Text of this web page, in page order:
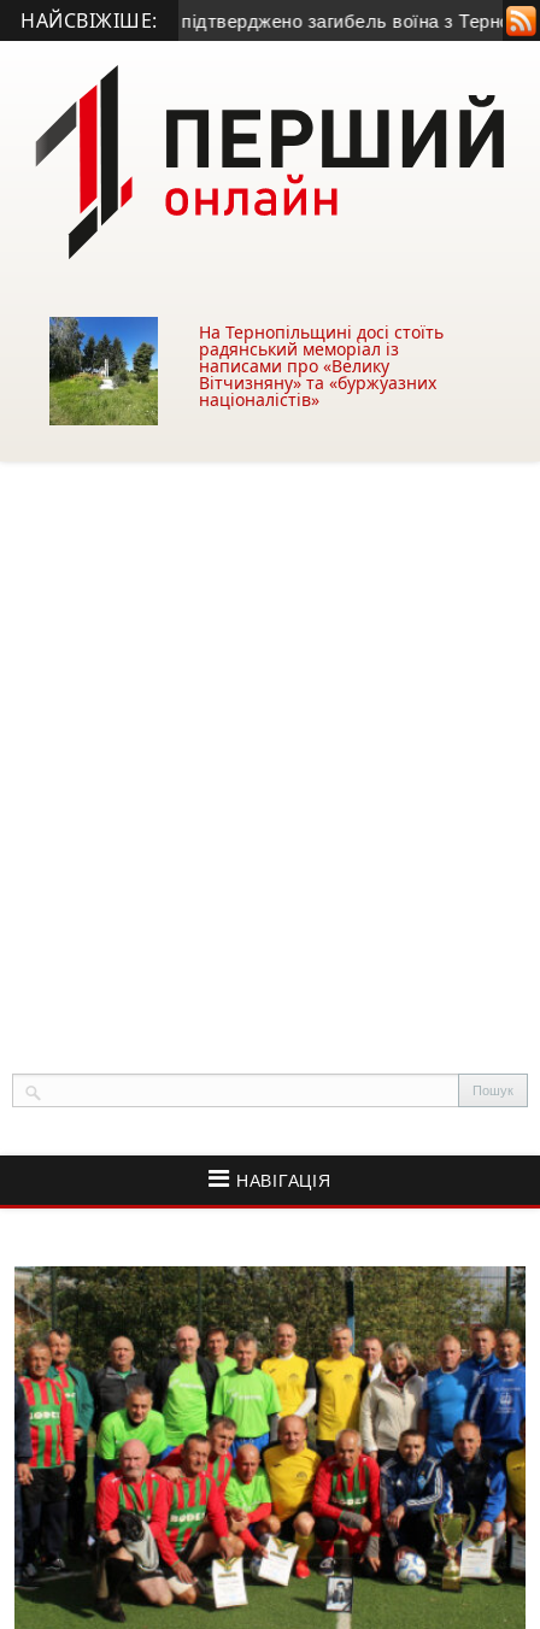
НАЙСВІЖІШЕ:загибель воїна з Тернопільщини • У січні
На Тернопільщині досі стоїть
радянський меморіал із
написами про «Велику
Вітчизняну» та «буржуазних
націоналістів»
НАВІГАЦІЯ